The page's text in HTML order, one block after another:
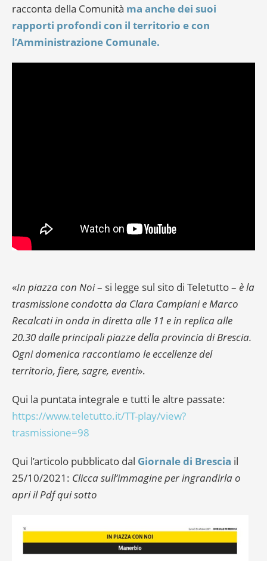
racconta della Comunità ma anche dei suoi
rapporti profondi con il territorio e con
l’Amministrazione Comunale.
«In piazza con Noi– si legge sul sito di Teletutto – è la
trasmissione condotta da Clara Camplani e Marco
Recalcati in onda in diretta alle 11 e in replica alle
20.30 dalle principali piazze della provincia di Brescia.
Ogni domenica raccontiamo le eccellenze del
territorio, fiere, sagre, eventi».
Qui la puntata integrale e tutti le altre passate:
https://www.teletutto.it/TT-play/view?
trasmissione=98
Qui l’articolo pubblicato dal Giornale di Brescia il
25/10/2021: Clicca sull’immagine per ingrandirla o
apri il Pdf qui sotto